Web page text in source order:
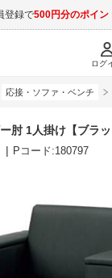
登録で500円分のポイン
ログ
応接・ソファ・ベンチ
肘 1人掛け【ブラ
Pコード:180797